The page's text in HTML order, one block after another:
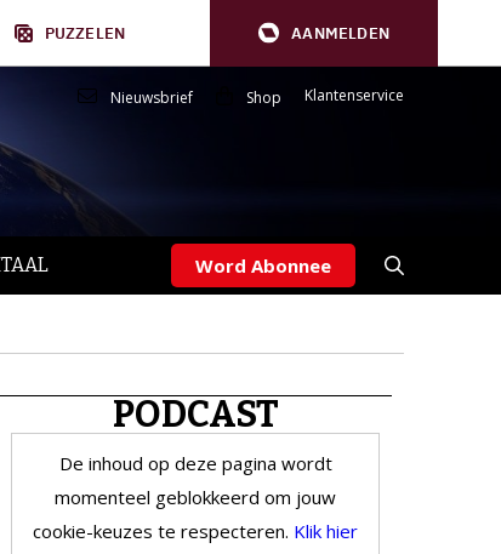
PUZZELEN AANMELDEN
Nieuwsbrief Shop Klantenservice
Word Abonnee
PODCAST
De inhoud op deze pagina wordt
momenteel geblokkeerd om jouw
cookie-keuzes te respecteren. Klik hier